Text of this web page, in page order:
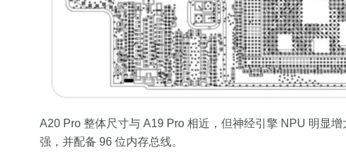
A20 Pro 整体尺寸与 A19 Pro 相近，但神经引擎 NPU 明显
强，并配备 96 位内存总线。